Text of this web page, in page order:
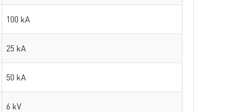
100 kA
25 kA
50 kA
6 kV